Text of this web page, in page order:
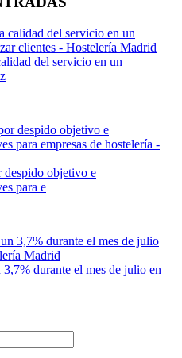
del servicio en un
objetivo e
para e
durante el mes de julio en